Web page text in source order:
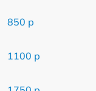
850 р
1100 р